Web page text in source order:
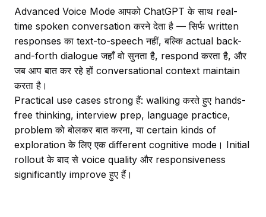
Advanced Voice Mode आपको ChatGPT के साथ real-
time spoken conversation करने देता है — सिर्फ written
responses का text-to-speech नहीं, बल्कि actual back-
and-forth dialogue जहाँ वो सुनता है, respond करता है, और
जब आप बात कर रहे हों conversational context maintain
करता है।
Practical use cases strong हैं: walking करते हुए hands-
free thinking, interview prep, language practice,
problem को बोलकर बात करना, या certain kinds of
exploration के लिए एक different cognitive mode। Initial
rollout के बाद से voice quality और responsiveness
significantly improve हुए हैं।